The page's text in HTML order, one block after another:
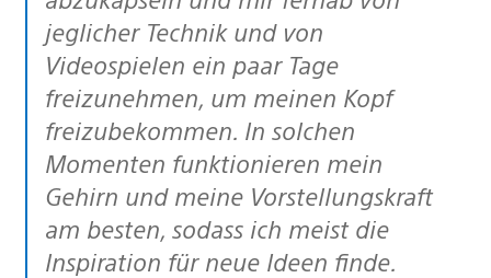
jeglicher Technik und von
Videospielen ein paar Tage
freizunehmen, um meinen Kopf
freizubekommen. In solchen
Momenten funktionieren mein
Gehirn und meine Vorstellungskraft
am besten, sodass ich meist die
Inspiration für neue Ideen finde.